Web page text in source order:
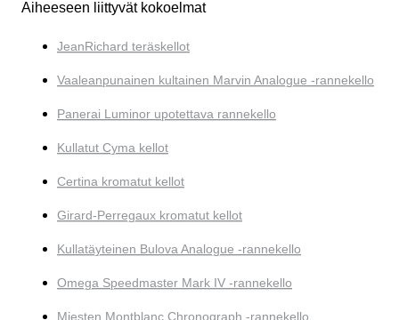
Aiheeseen liittyvät kokoelmat
JeanRichard teräskellot
Vaaleanpunainen kultainen Marvin Analogue -rannekello
Panerai Luminor upotettava rannekello
Kullatut Cyma kellot
Certina kromatut kellot
Girard-Perregaux kromatut kellot
Kullatäyteinen Bulova Analogue -rannekello
Omega Speedmaster Mark IV -rannekello
Miesten Montblanc Chronograph -rannekello